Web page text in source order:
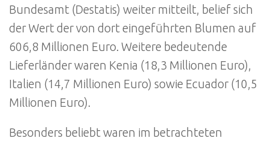
Bundesamt (Destatis) weiter mitteilt, belief sich
der Wert der von dort eingeführten Blumen auf
606,8 Millionen Euro. Weitere bedeutende
Lieferländer waren Kenia (18,3 Millionen Euro),
Italien (14,7 Millionen Euro) sowie Ecuador (10,5
Millionen Euro).
Besonders beliebt waren im betrachteten